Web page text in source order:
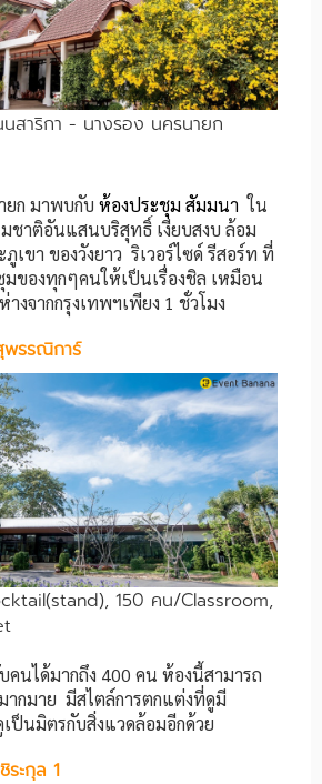
สาริกา - นางรอง นครนายก
ก มาพบกับ ห้องประชุม สัมมนา ใน
มชาติอันแสนบริสุทธิ์ เงียบสงบ ล้อม
เขา ของวังยาว ริเวอร์ไซด์ รีสอร์ท ที่
มของทุกๆคนให้เป็นเรื่องชิล เหมือน
งจากกรุงเทพฯเพียง 1 ชั่วโมง
พรรณิการ์
150 คน/Classroom,
คนได้มากถึง 400 คน ห้องนี้สามารถ
ากมาย มีสไตล์การตกแต่งที่ดูมี
ป็นมิตรกับสิ่งแวดล้อมอีกด้วย
ระกุล 1